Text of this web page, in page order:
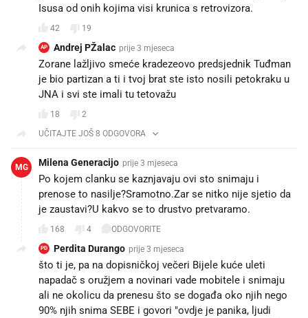
Isusa od onih kojima visi krunica s retrovizora.
42 19
AP Andrej PŽalac prije 3 mjeseca
Zorane lažljivo smeće kradezeovo predsjednik Tuđman
je bio partizan a ti i tvoj brat ste isto nosili petokraku u
JNA i svi ste imali tu tetovažu
18
2
UČITAJTE JOŠ 8 ODGOVORA
MG Milena Generacijo prije 3 mjeseca
Po kojem clanku se kaznjavaju ovi sto snimaju i
prenose to nasilje?Sramotno.Zar se nitko nije sjetio da
je zaustavi?U kakvo se to drustvo pretvaramo.
168 4 ODGOVORITE
PD Perdita Durango prije 3 mjeseca
što ti je, pa na dopisničkoj večeri Bijele kuće uleti
napadač s oružjem a novinari vade mobitele i snimaju
ali ne okolicu da prenesu što se događa oko njih nego
90% njih snima SEBE i govori "ovdje je panika, ljudi